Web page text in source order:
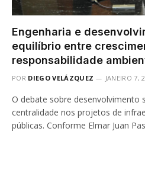
Engenharia e
equilíbrio entre
responsabilidade
POR DIEGO VELÁZQUEZ JANEIRO 7,
O debate sobre desenvolvimento
centralidade nos projetos de
públicas. Conforme Elmar Juan